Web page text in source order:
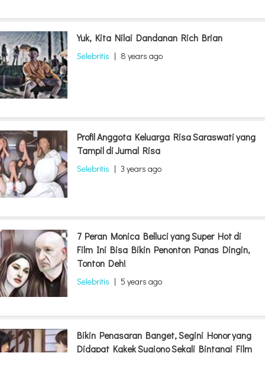
Yuk, Kita Nilai Dandanan Rich Brian
Selebritis | 8 years ago
Profil Anggota Keluarga Risa Saraswati yang
Tampil di Jurnal Risa
Selebritis | 3 years ago
7 Peran Monica Belluci yang Super Hot di
Film Ini Bisa Bikin Penonton Panas Dingin,
Tonton Deh!
Selebritis | 5 years ago
Bikin Penasaran Banget, Segini Honor yang
Didapat Kakek Sugiono Sekali Bintangi Film